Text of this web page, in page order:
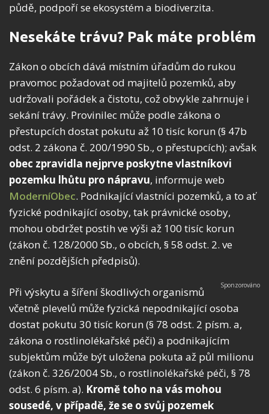
půdě, podpoří se ekosystém a biodiverzita.
Nesekáte trávu? Pak máte problém
Zákon o obcích dává místním úřadům do rukou
pravomoc požadovat od majitelů pozemků, aby
udržovali pořádek a čistotu, což obvykle zahrnuje i
sekání trávy. Provinilec může podle zákona o
přestupcích dostat pokutu až 10 tisíc korun (§ 47b
odst. 2 zákona č. 200/1990 Sb., o přestupcích); avšak
obec zpravidla nejprve poskytne vlastníkovi
pozemku lhůtu pro nápravu, informuje web
ModerníObec. Podnikající vlastníci pozemků, a to ať
fyzické podnikající osoby, tak právnické osoby,
mohou obdržet postih ve výši až 100 tisíc korun
(zákon č. 128/2000 Sb., o obcích, § 58 odst. 2. ve
znění pozdějších předpisů).
Při výskytu a šíření škodlivých organismů
včetně plevelů může fyzická nepodnikající osoba
dostat pokutu 30 tisíc korun (§ 78 odst. 2 písm. a,
zákona o rostlinolékařské péči) a podnikajícím
subjektům může být uložena pokuta až půl milionu
(zákon č. 326/2004 Sb., o rostlinolékařské péči, § 78
odst. 6 písm. a). Kromě toho na vás mohou
sousedé, v případě, že se o svůj pozemek